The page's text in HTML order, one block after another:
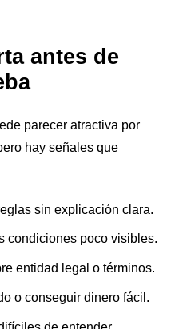
antes de
parecer atractiva por
hay señales que
sin explicación clara.
condiciones poco visibles.
entidad legal o términos.
o conseguir dinero fácil.